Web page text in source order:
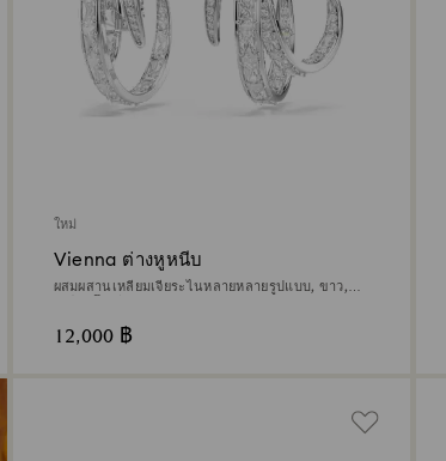
ใหม่
Vienna ต่างหูหนีบ
ผสมผสานเหลี่ยมเจียระไนหลายหลายรูปแบบ, ขาว,
12,000 ฿